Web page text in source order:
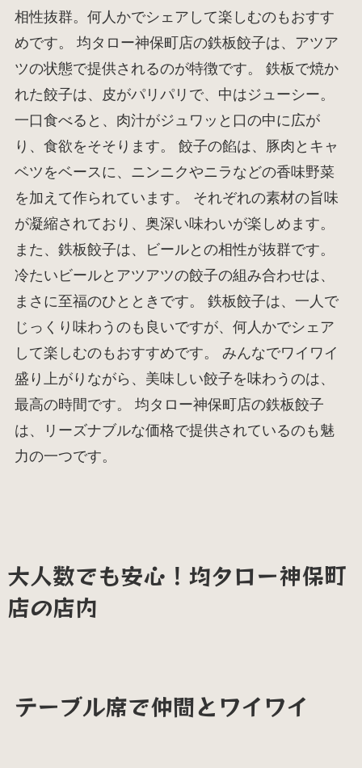
相性抜群。何人かでシェアして楽しむのもおすす
めです。 均タロー神保町店の鉄板餃子は、アツア
ツの状態で提供されるのが特徴です。 鉄板で焼か
れた餃子は、皮がパリパリで、中はジューシー。
一口食べると、肉汁がジュワッと口の中に広が
り、食欲をそそります。 餃子の餡は、豚肉とキャ
ベツをベースに、ニンニクやニラなどの香味野菜
を加えて作られています。 それぞれの素材の旨味
が凝縮されており、奥深い味わいが楽しめます。
また、鉄板餃子は、ビールとの相性が抜群です。
冷たいビールとアツアツの餃子の組み合わせは、
まさに至福のひとときです。 鉄板餃子は、一人で
じっくり味わうのも良いですが、何人かでシェア
して楽しむのもおすすめです。 みんなでワイワイ
盛り上がりながら、美味しい餃子を味わうのは、
最高の時間です。 均タロー神保町店の鉄板餃子
は、リーズナブルな価格で提供されているのも魅
力の一つです。
大人数でも安心！均タロー神保町
店の店内
テーブル席で仲間とワイワイ